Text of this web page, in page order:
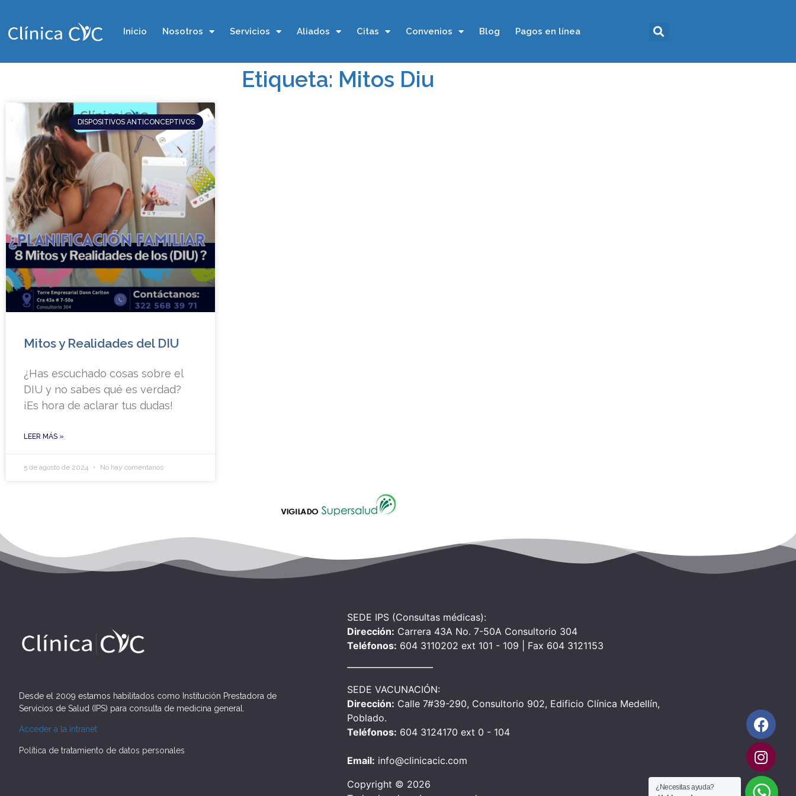
Inicio Nosotros Servicios Aliados Citas Convenios Blog Pagos en línea
Etiqueta: Mitos Diu
DISPOSITIVOS ANTICONCEPTIVOS
Mitos y Realidades del DIU
¿Has escuchado cosas sobre el
DIU y no sabes qué es verdad?
¡Es hora de aclarar tus dudas!
LEER MÁS »
5 de agosto de 2024 No hay comentarios
Desde el 2009 estamos habilitados como Institución Prestadora de
Servicios de Salud (IPS) para consulta de medicina general.
Acceder a la intranet
Política de tratamiento de datos personales
SEDE IPS (Consultas médicas):
Dirección: Carrera 43A No. 7-50A Consultorio 304
Teléfonos: 604 3110202 ext 101 - 109 | Fax 604 3121153
SEDE VACUNACIÓN:
Dirección: Calle 7#39-290, Consultorio 902, Edificio Clínica Medellín,
Poblado.
Teléfonos: 604 3124170 ext 0 - 104
Email: info@clinicacic.com
Copyright © 2026
¿Necesitas ayuda?